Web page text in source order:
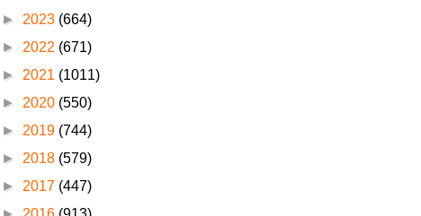
► 2023 (664)
► 2022 (671)
► 2021 (1011)
► 2020 (550)
► 2019 (744)
► 2018 (579)
► 2017 (447)